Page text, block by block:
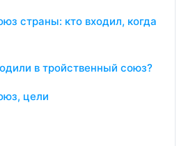
страны: кто входил, когда
в тройственный союз?
цели